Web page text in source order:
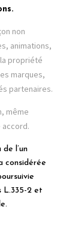
non
animations,
propriété
marques,
partenaires.
même
l’un
considérée
L.335-2 et